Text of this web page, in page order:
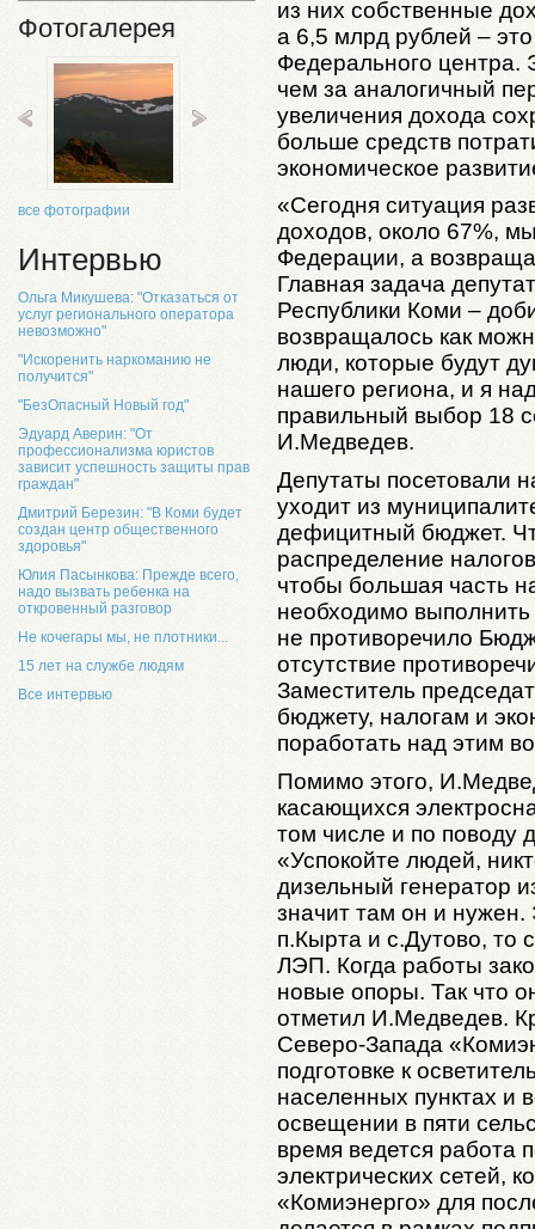
Фотогалерея
все фотографии
Интервью
Ольга Микушева: "Отказаться от
услуг регионального оператора
невозможно"
"Искоренить наркоманию не
получится"
"БезОпасный Новый год"
Эдуард Аверин: "От
профессионализма юристов
зависит успешность защиты прав
граждан"
Дмитрий Березин: "В Коми будет
создан центр общественного
здоровья"
Юлия Пасынкова: Прежде всего,
надо вызвать ребенка на
откровенный разговор
Не кочегары мы, не плотники...
15 лет на службе людям
Все интервью
из них собственные
а 6,5 млрд рублей –
Федерального центра.
чем за аналогичный
увеличения дохода
больше средств
экономическое
«Сегодня ситуация
доходов, около 67%,
Федерации, а
Главная задача
Республики Коми –
возвращалось как
люди, которые будут
нашего региона, и я
правильный выбор 18
И.Медведев.
Депутаты посетовали
уходит из
дефицитный бюджет.
распределение
чтобы большая часть
необходимо
не противоречило
отсутствие
Заместитель
бюджету, налогам и
поработать над этим
Помимо этого,
касающихся
том числе и по поводу
«Успокойте людей,
дизельный генератор
значит там он и нужен.
п.Кырта и с.Дутово, то
ЛЭП. Когда работы
новые опоры. Так что
отметил И.Медведев.
Северо-Запада
подготовке к
населенных пунктах и
освещении в пяти
время ведется работа
электрических сетей,
«Комиэнерго» для